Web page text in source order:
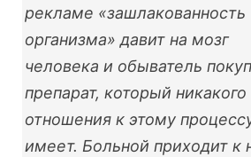
рекламе «зашлакованность
организма» давит на мозг
человека и обыватель
препарат, который никакого
отношения к этому
имеет. Больной приходит к